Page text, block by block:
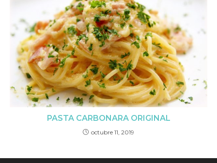
PASTA CARBONARA ORIGINAL
octubre 11, 2019